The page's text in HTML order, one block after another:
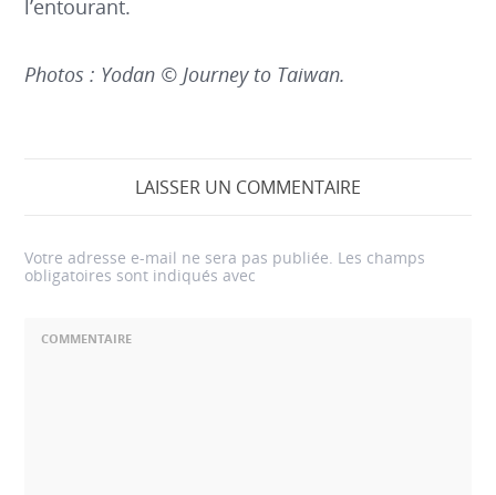
l’entourant.
Photos : Yodan © Journey to Taiwan.
LAISSER UN COMMENTAIRE
Votre adresse e-mail ne sera pas publiée. Les champs
obligatoires sont indiqués avec
COMMENTAIRE